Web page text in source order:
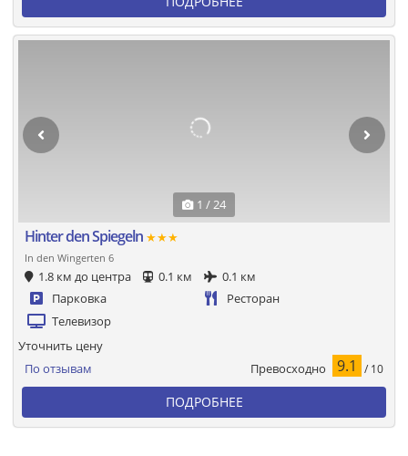
1 / 24
Hinter den Spiegeln ★★★
In den Wingerten 6
1.8 км до центра 0.1 км
0.1 км
Парковка
Ресторан
Телевизор
По отзывам Превосходно 9.1 / 10
Уточнить цену
ПОДРОБНЕЕ